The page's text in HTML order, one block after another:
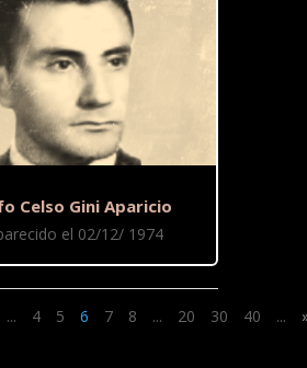
Celso Gini Aparicio
el 02/12/ 1974
... 4 5 6 7 8 ... 20 30 40 ...